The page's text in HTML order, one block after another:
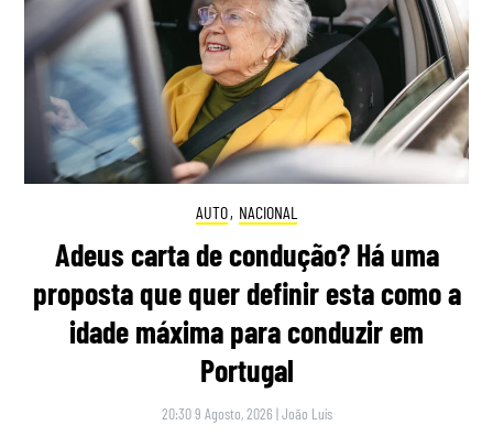
AUTO, NACIONAL
Adeus carta de condução? Há uma
proposta que quer definir esta como a
idade máxima para conduzir em
Portugal
20:30 9 Agosto, 2026 |João Luís